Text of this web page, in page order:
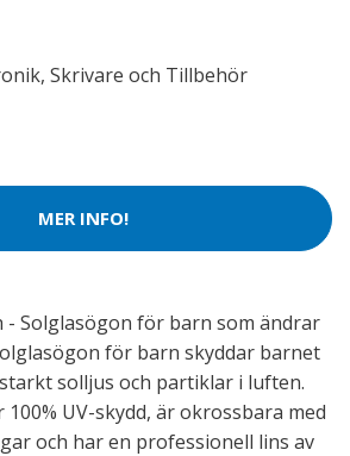
, Skrivare och Tillbehör
MER INFO!
- Solglasögon för barn som ändrar
för barn skyddar barnet
solljus och partiklar i luften.
UV-skydd, är okrossbara med
och har en professionell lins av